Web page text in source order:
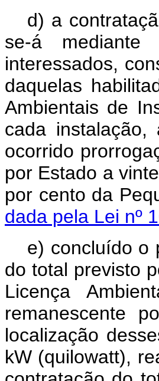
d) a
se-á mediante
interessados,
daquelas
Ambientais de
cada
ocorrido
por Estado a
por cento da
dada pela Lei nº
e) concluído o
do total previsto
Licença
remanescente
localização
kW (quilowatt),